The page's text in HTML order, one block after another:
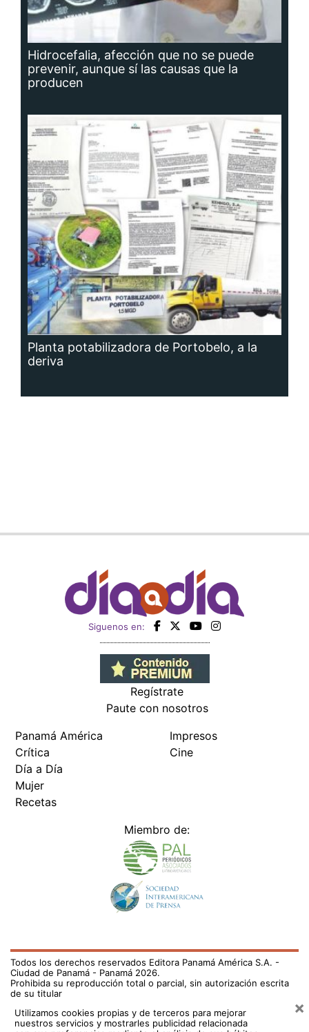
Hidrocefalia, afección que no se puede
prevenir, aunque sí las causas que la
producen
Planta potabilizadora de Portobelo, a la
deriva
Siguenos en:
Regístrate
Paute con nosotros
Panamá América
Crítica
Día a Día
Mujer
Recetas
Impresos
Cine
Miembro de:
Todos los derechos reservados Editora Panamá América S.A. -
Ciudad de Panamá - Panamá 2026.
Prohibida su reproducción total o parcial, sin autorización escrita
de su titular
Utilizamos cookies propias y de terceros para mejorar
nuestros servicios y mostrarles publicidad relacionada
×